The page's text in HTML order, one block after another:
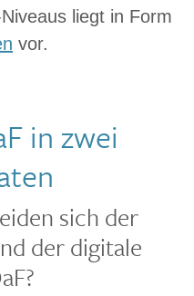
liegt in Form
vor.
in zwei
sich der
der digitale